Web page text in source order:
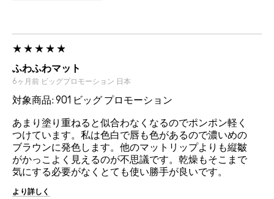
ふわふわマット
6ヶ月前 ビッグプロモーション 日本
対象商品: 901 ビッグ プロモーション
あまり塗り重ねると似合わなくなるのでポンポン軽く
つけています。私は色白で唇も色があるので濃いめの
ブラウンに発色します。他のマットリップよりも縦皺
がかっこよく見えるのが不思議です。乾燥もそこまで
気にする必要がなくとても使い勝手が良いです。
より詳しく